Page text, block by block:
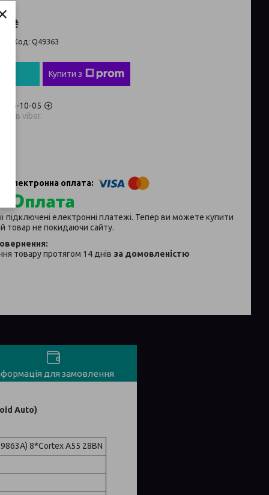
₴
Код: Q49363
Купити з
704-10-05
viber.
підключені електронні платежі. Тепер ви можете купити
товар не покидаючи сайту.
товару протягом 14 днів за домовленістю
для замовлення
Auto)
8*Cortex A55 28BN